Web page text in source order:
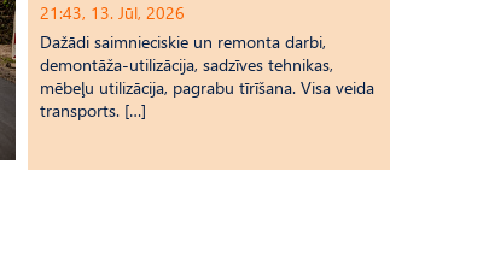
21:43, 13. Jūl, 2026
Dažādi saimnieciskie un remonta darbi,
demontāža-utilizācija, sadzīves tehnikas,
mēbeļu utilizācija, pagrabu tīrīšana. Visa veida
transports. […]